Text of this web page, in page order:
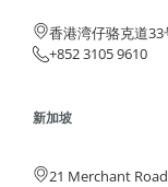
香港湾仔骆克道
+852 3105 9610
新加坡
21 Merchant